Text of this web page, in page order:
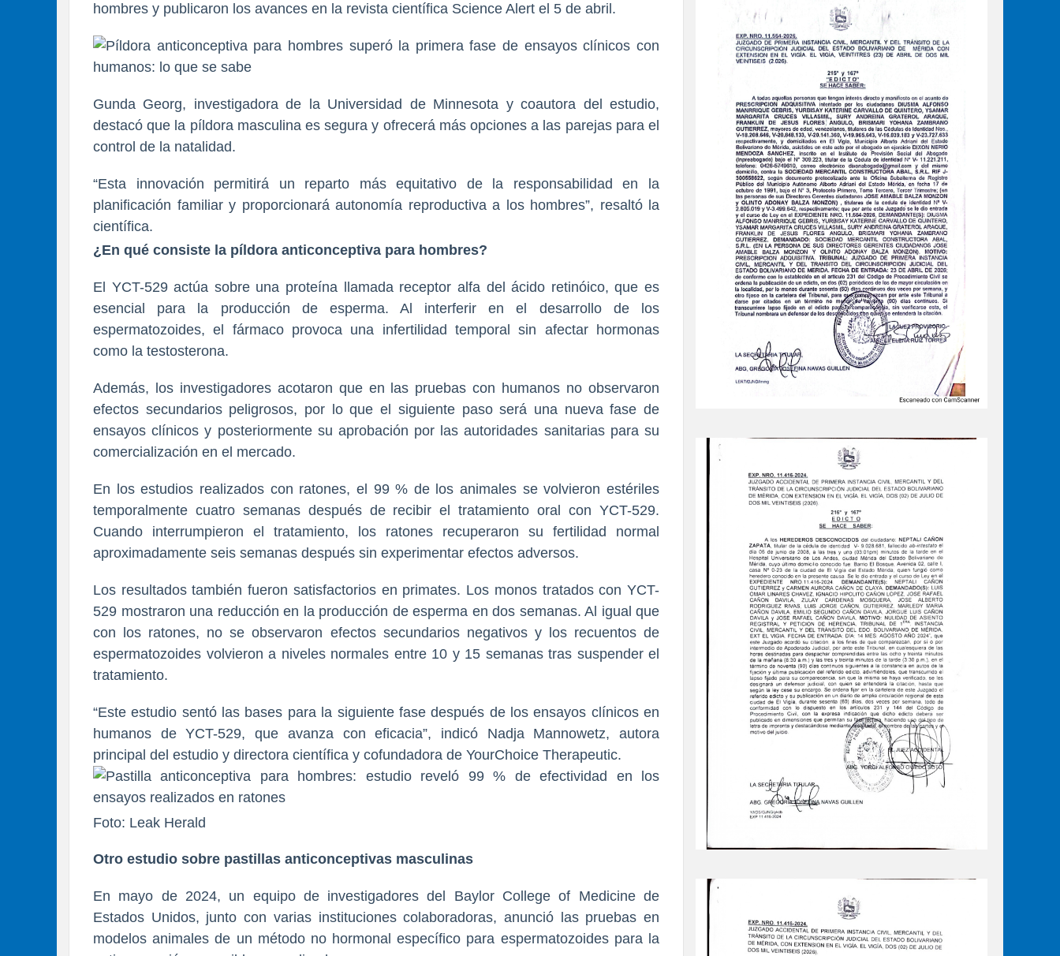
hombres y publicaron los avances en la revista científica Science Alert el 5 de abril.
Gunda Georg, investigadora de la Universidad de Minnesota y coautora del estudio,
destacó que la píldora masculina es segura y ofrecerá más opciones a las parejas para el
control de la natalidad.
“Esta innovación permitirá un reparto más equitativo de la responsabilidad en la
planificación familiar y proporcionará autonomía reproductiva a los hombres”, resaltó la
científica.
¿En qué consiste la píldora anticonceptiva para hombres?
El YCT-529 actúa sobre una proteína llamada receptor alfa del ácido retinóico, que es
esencial para la producción de esperma. Al interferir en el desarrollo de los
espermatozoides, el fármaco provoca una infertilidad temporal sin afectar hormonas
como la testosterona.
Además, los investigadores acotaron que en las pruebas con humanos no observaron
efectos secundarios peligrosos, por lo que el siguiente paso será una nueva fase de
ensayos clínicos y posteriormente su aprobación por las autoridades sanitarias para su
comercialización en el mercado.
En los estudios realizados con ratones, el 99 % de los animales se volvieron estériles
temporalmente cuatro semanas después de recibir el tratamiento oral con YCT-529.
Cuando interrumpieron el tratamiento, los ratones recuperaron su fertilidad normal
aproximadamente seis semanas después sin experimentar efectos adversos.
Los resultados también fueron satisfactorios en primates. Los monos tratados con YCT-
529 mostraron una reducción en la producción de esperma en dos semanas. Al igual que
con los ratones, no se observaron efectos secundarios negativos y los recuentos de
espermatozoides volvieron a niveles normales entre 10 y 15 semanas tras suspender el
tratamiento.
“Este estudio sentó las bases para la siguiente fase después de los ensayos clínicos en
humanos de YCT-529, que avanza con eficacia”, indicó Nadja Mannowetz, autora
principal del estudio y directora científica y cofundadora de YourChoice Therapeutic.
Foto: Leak Herald
Otro estudio sobre pastillas anticonceptivas masculinas
En mayo de 2024, un equipo de investigadores del Baylor College of Medicine de
Estados Unidos, junto con varias instituciones colaboradoras, anunció las pruebas en
modelos animales de un método no hormonal específico para espermatozoides para la